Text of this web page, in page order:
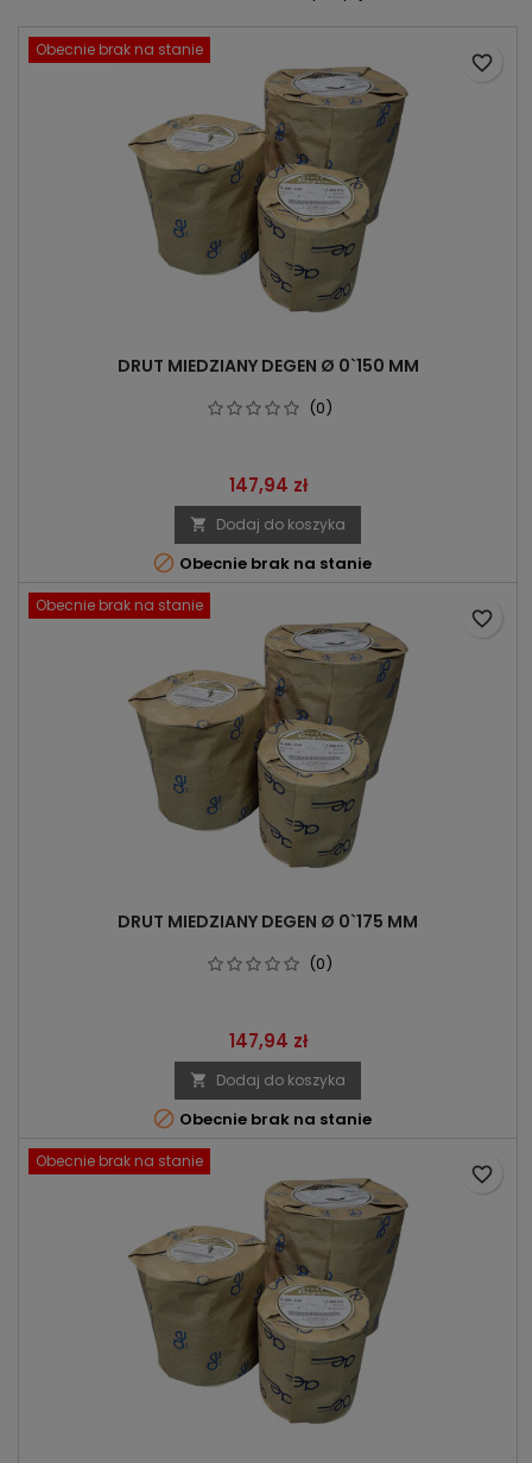
Obecnie brak na stanie
DRUT MIEDZIANY DEGEN Ø 0`150 MM
(0)
Cena
147,94 zł
 Dodaj do koszyka
 Obecnie brak na stanie
favorite_border
Obecnie brak na stanie
DRUT MIEDZIANY DEGEN Ø 0`175 MM
(0)
Cena
147,94 zł
 Dodaj do koszyka
 Obecnie brak na stanie
favorite_border
Obecnie brak na stanie
favorite_border